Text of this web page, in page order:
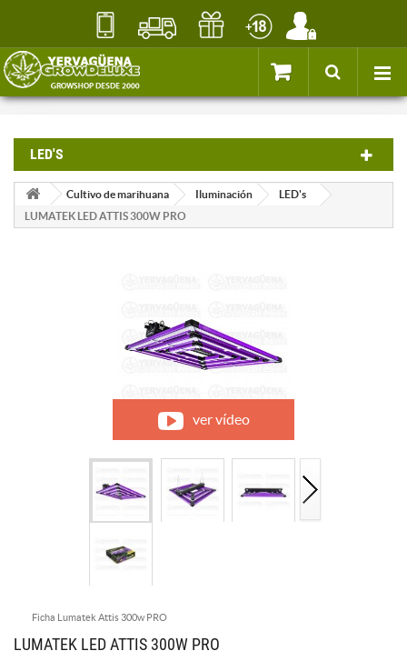
LED'S
Cultivo de marihuana Iluminación
LED's
LUMATEK LED ATTIS 300W PRO
ver vídeo
Ficha Lumatek Attis 300w PRO
LUMATEK LED ATTIS 300W PRO